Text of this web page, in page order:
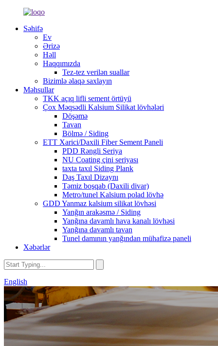
Səhifə
Ev
Ərizə
Həll
Haqqımızda
Tez-tez verilən suallar
Bizimlə əlaqə saxlayın
Məhsullar
TKK açıq lifli sement örtüyü
Çox Məqsədli Kalsium Silikat lövhələri
Döşəmə
Tavan
Bölmə / Siding
ETT Xarici/Daxili Fiber Sement Paneli
PDD Rəngli Seriya
NU Coating çini seriyası
taxta taxıl Siding Plank
Daş Taxıl Dizaynı
Təmiz boşqab (Daxili divar)
Metro/tunel Kalsium polad lövhə
GDD Yanmaz kalsium silikat lövhəsi
Yanğın arakəsmə / Siding
Yanğına davamlı hava kanalı lövhəsi
Yanğına davamlı tavan
Tunel damının yanğından mühafizə paneli
Xəbərlər
English